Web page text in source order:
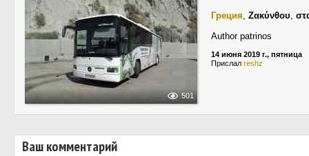
501
Греция, Ζακύνθου,
Author patrinos
14 июня 2019 г., пятница
Прислал reshz
Ваш комментарий